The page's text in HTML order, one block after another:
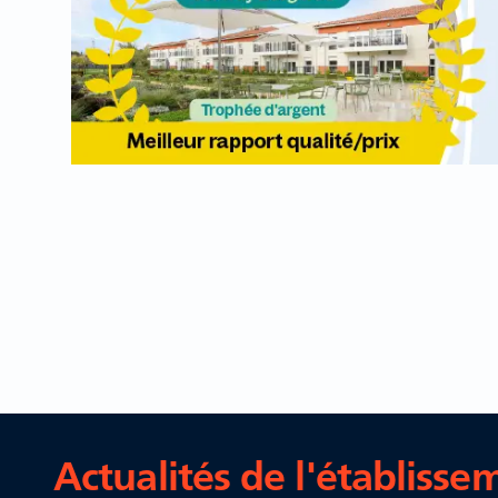
Actualités de